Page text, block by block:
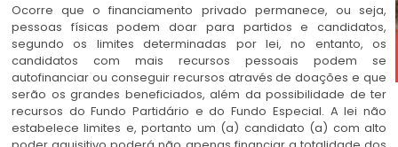
Ocorre que o financiamento privado permanece, ou seja,
pessoas físicas podem doar para partidos e candidatos,
segundo os limites determinadas por lei, no entanto, os
candidatos com mais recursos pessoais podem se
autofinanciar ou conseguir recursos através de doações e que
serão os grandes beneficiados, além da possibilidade de ter
recursos do Fundo Partidário e do Fundo Especial. A lei não
estabelece limites e, portanto um (a) candidato (a) com alto